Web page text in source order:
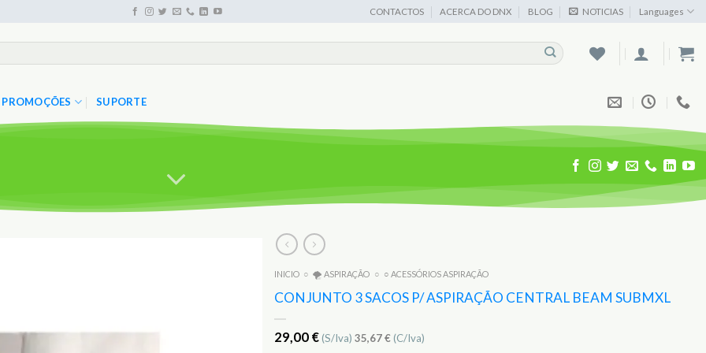
CONTACTOS ACERCA DO DNX BLOG NOTICIAS Languages
PROMOÇÕES SUPORTE
INICIO ○ 🌪️ ASPIRAÇÃO ○ ○ ACESSÓRIOS ASPIRAÇÃO
CONJUNTO 3 SACOS P/ ASPIRAÇÃO CENTRAL BEAM SUBMXL
29,00 € (S/Iva) 35,67€ (C/Iva)